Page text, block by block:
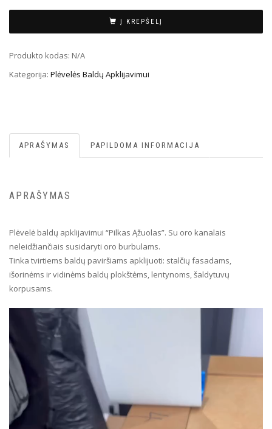
Į KREPŠELĮ
Produkto kodas: N/A
Kategorija: Plėvelės Baldų Apklijavimui
APRAŠYMAS PAPILDOMA INFORMACIJA
APRAŠYMAS
Plėvelė baldų apklijavimui “Pilkas Ąžuolas”. Su oro kanalais
neleidžiančiais susidaryti oro burbulams.
Tinka tvirtiems baldų paviršiams apklijuoti: stalčių fasadams,
išorinėms ir vidinėms baldų plokštėms, lentynoms, šaldytuvų
korpusams.
grotuvas